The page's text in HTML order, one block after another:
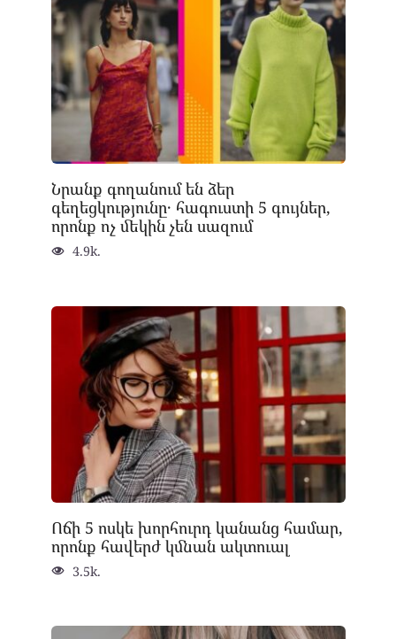
Նրանք գողանում են ձեր
գեղեցկությունը․ հագուստի 5 գույներ,
որոնք ոչ մեկին չեն սազում
4.9k.
Ոճի 5 ոսկե խորհուրդ կանանց համար,
որոնք հավերժ կմնան ակտուալ
3.5k.